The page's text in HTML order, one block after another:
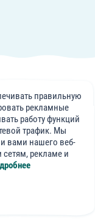
носят
портала носят
вашему лечащему
правильную
рекламные
работу функций
трафик. Мы
вами нашего веб-
рекламе и